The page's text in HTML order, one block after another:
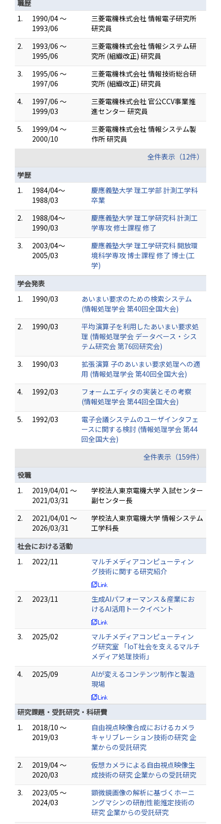
職歴
1.
1990/04 ～
1993/06
三菱電機株式会社 情報電子研究所
研究員
2.
1993/06 ～
1995/06
三菱電機株式会社 情報システム研
究所 (組織改正) 研究員
3.
1995/06 ～
1997/06
三菱電機株式会社 情報技術総合研
究所 (組織改正) 研究員
4.
1997/06 ～
1999/03
三菱電機株式会社 官公CCV事業推
進センター 研究員
5.
1999/04 ～
2000/10
三菱電機株式会社 情報システム製
作所 研究員
全件表示（12件）
学歴
1.
1984/04～
1988/03
慶應義塾大学 理工学部 計測工学科
卒業
2.
1988/04～
1990/03
慶應義塾大学 理工学研究科 計測工
学専攻 修士課程 修了
3.
2003/04～
2005/03
慶應義塾大学 理工学研究科 開放環
境科学専攻 博士課程 修了 博士(工
学)
学会発表
1.
1990/03
あいまい要求のための検索システム
(情報処理学会 第40回全国大会)
2.
1990/03
平均演算子を利用したあいまい要求処
理 (情報処理学会 データベース・シス
テム研究会 第76回研究会)
3.
1990/03
拡張演算 子のあいまい要求処理への適
用 (情報処理学会 第40回全国大会)
4.
1992/03
フォームエディタの実装とその考察
(情報処理学会 第44回全国大会)
5.
1992/03
電子会議システムのユーザインタフェ
ースに関する検討 (情報処理学会 第44
回全国大会)
全件表示（159件）
役職
1.
2019/04/01 ～
2021/03/31
学校法人東京電機大学 入試センター
副センター長
2.
2021/04/01 ～
2026/03/31
学校法人東京電機大学 情報システム
工学科長
社会における活動
1.
2022/11
マルチメディアコンピューティン
グ技術に関する研究紹介
2. 2023/11
生成AIパフォーマンス＆産業にお
けるAI活用トークイベント
3. 2025/02
マルチメディアコンピューティン
グ研究室 「IoT社会を支えるマルチ
メディア処理技術」
4.
2025/09
AIが変えるコンテンツ制作と製造
現場
研究課題・受託研究・科研費
1.
2018/10 ～
2019/03
自由視点映像合成におけるカメラ
キャリブレーション技術の研究 企
業からの受託研究
2.
2019/04 ～
2020/03
仮想カメラによる自由視点映像生
成技術の研究 企業からの受託研究
3.
2023/05 ～
2024/03
顕微鏡画像の解析に基づくホーニ
ングマシンの研削性能推定技術の
研究 企業からの受託研究